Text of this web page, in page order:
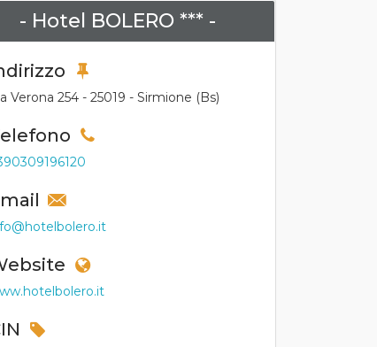
- Hotel BOLERO *** -
Verona 254 - 25019 - Sirmione (Bs)